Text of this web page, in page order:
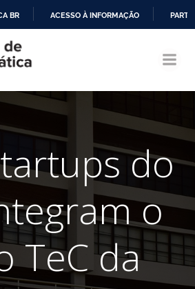
CONTEÚDO
BR ACESSO À INFORMAÇÃO
do
o
TeC da